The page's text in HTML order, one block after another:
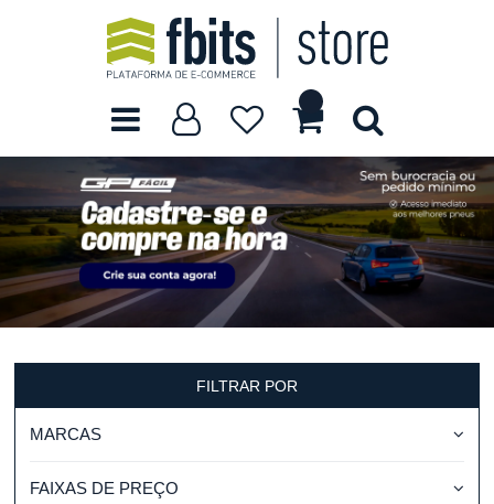
FILTRAR POR
MARCAS
FAIXAS DE PREÇO